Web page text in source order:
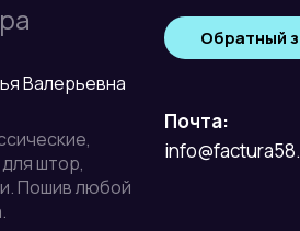
Валерьевна
штор,
Пошив любой
Обратный
Почта: